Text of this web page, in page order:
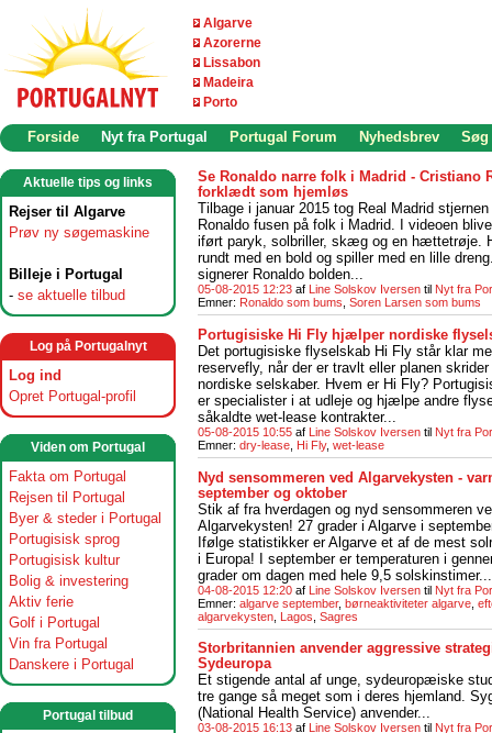
Algarve
Azorerne
Lissabon
Madeira
Porto
Forside Nyt fra Portugal Portugal Forum Nyhedsbrev Søg
Aktuelle tips og links
Rejser til Algarve
Prøv ny søgemaskine
Billeje i Portugal
- se aktuelle tilbud
Log på Portugalnyt
Log ind
Opret Portugal-profil
Viden om Portugal
Fakta om Portugal
Rejsen til Portugal
Byer & steder i Portugal
Portugisisk sprog
Portugisisk kultur
Bolig & investering
Aktiv ferie
Golf i Portugal
Vin fra Portugal
Danskere i Portugal
Portugal tilbud
Se Ronaldo narre folk i Madrid - Cristiano
forklædt som hjemløs
Tilbage i januar 2015 tog Real Madrid
Ronaldo fusen på folk i Madrid. I videoen
iført paryk, solbriller, skæg og en hættetrøje.
rundt med en bold og spiller med en lille
signerer Ronaldo bolden...
05-08-2015 12:23 af Line Solskov Iversen til Nyt fra
Emner: Ronaldo som bums Soren Larsen som bums
Portugisiske Hi Fly hjælper nordiske
Det portugisiske flyselskab Hi Fly står klar
reservefly, når der er travlt eller planen
nordiske selskaber. Hvem er Hi Fly?
er specialister i at udleje og hjælpe andre
såkaldte wet-lease kontrakter...
05-08-2015 10:55 af Line Solskov Iversen til Nyt fra
Emner: dry-lease Hi Fly, wet-lease
Nyd sensommeren ved Algarvekysten -
september og oktober
Stik af fra hverdagen og nyd sensommeren
Algarvekysten! 27 grader i Algarve i
Ifølge statistikker er Algarve et af de mest
i Europa! I september er temperaturen i
grader om dagen med hele 9,5 solskinstimer...
04-08-2015 12:20 af Line Solskov Iversen til Nyt fra
Emner: algarve september, børneaktiviteter algarve
algarvekysten Lagos Sagres
Storbritannien anvender aggressive
Sydeuropa
Et stigende antal af unge, sydeuropæiske
tre gange så meget som i deres hjemland.
(National Health Service) anvender...
03-08-2015 16:13 af Line Solskov Iversen til Nyt fra